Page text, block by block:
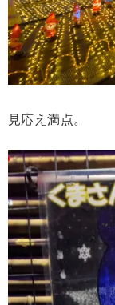
見応え満点。